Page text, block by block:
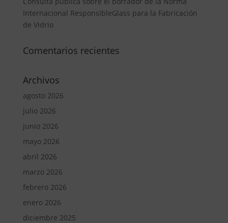
Internacional ResponsibleGlass para la Fabricación
de Vidrio
Comentarios recientes
Archivos
agosto 2026
julio 2026
junio 2026
mayo 2026
abril 2026
marzo 2026
febrero 2026
enero 2026
diciembre 2025